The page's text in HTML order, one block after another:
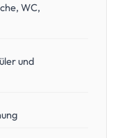
WC,
und